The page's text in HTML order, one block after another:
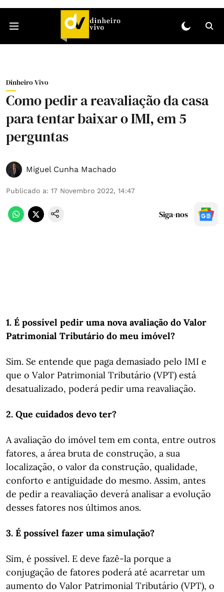
Dinheiro Vivo
Como pedir a reavaliação da casa
para tentar baixar o IMI, em 5
perguntas
Miguel Cunha Machado
Publicado a: 17 Novembro 2022, 14:47
Siga-nos
1. É possível pedir uma nova avaliação do Valor
Patrimonial Tributário do meu imóvel?
Sim. Se entende que paga demasiado pelo IMI e
que o Valor Patrimonial Tributário (VPT) está
desatualizado, poderá pedir uma reavaliação.
2. Que cuidados devo ter?
A avaliação do imóvel tem em conta, entre outros
fatores, a área bruta de construção, a sua
localização, o valor da construção, qualidade,
conforto e antiguidade do mesmo. Assim, antes
de pedir a reavaliação deverá analisar a evolução
desses fatores nos últimos anos.
3. É possível fazer uma simulação?
Sim, é possível. E deve fazê-la porque a
conjugação de fatores poderá até acarretar um
aumento do Valor Patrimonial Tributário (VPT), o